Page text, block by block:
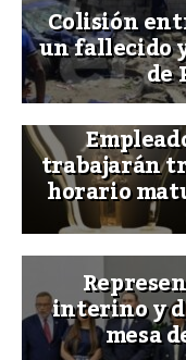
Colisión
un fallecido
de
trabajarán
horario
interino y
mesa